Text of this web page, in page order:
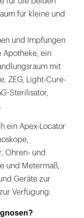
für kleine und
und Impfungen
Apotheke, ein
mit
ZEG, Light-Cure-
Sterilisator,
ein Apex-Locator
Ohren- und
und Metermaß,
Geräte zur
Verfügung.